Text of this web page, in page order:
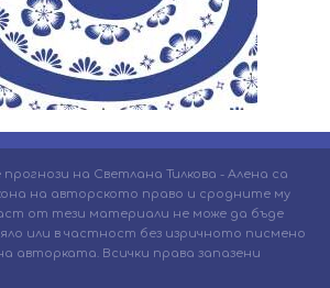
на Светлана Тилкова - Алена са
на авторското право и сродните му
от тези материали не може да бъде
или в частност без изричното писмено
авторката. Всички права запазени